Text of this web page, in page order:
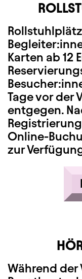
Karten ab 12
Tage vor der
entgegen.
Online-
zur
Während der